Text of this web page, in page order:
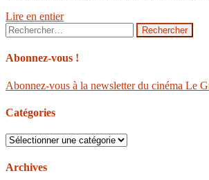
Lire en entier
Rechercher :
Abonnez-vous !
Abonnez-vous à la newsletter du cinéma Le
Catégories
Catégories
Archives